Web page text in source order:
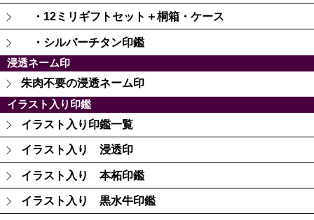
・12ミリギフトセット＋桐箱・ケース
・シルバーチタン印鑑
浸透ネーム印
朱肉不要の浸透ネーム印
イラスト入り印鑑
イラスト入り印鑑一覧
イラスト入り 浸透印
イラスト入り 本柘印鑑
イラスト入り 黒水牛印鑑